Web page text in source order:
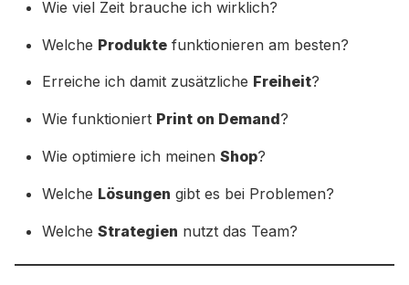
Wie viel Zeit brauche ich wirklich?
Welche Produkte funktionieren am besten?
Erreiche ich damit zusätzliche Freiheit?
Wie funktioniert Print on Demand?
Wie optimiere ich meinen Shop?
Welche Lösungen gibt es bei Problemen?
Welche Strategien nutzt das Team?